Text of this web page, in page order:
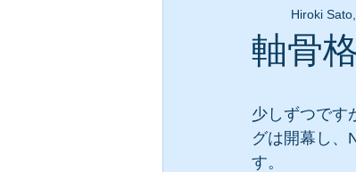
軸骨
Hiroki
少しずつです
グは開幕し、
す。